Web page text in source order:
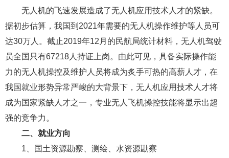
无人机的飞速发展造成了无人机应用技术人才的紧缺。
据初步估算，我国到2021年需要的无人机操作维护等人员可
达30万人。截止2019年12月的民航局统计材料，无人机驾驶
员全国只有67218人持证上岗。由此可见，具备实际操作能
力的无人机操控及维护人员将成为炙手可热的高薪人才，在
我国就业形势异常严峻的大背景下，无人机应用技术人才将
成为国家紧缺人才之一，专业无人飞机操控技能将显示出超
强的竞争力。
二、就业方向
1、国土资源勘察、测绘、水资源勘察